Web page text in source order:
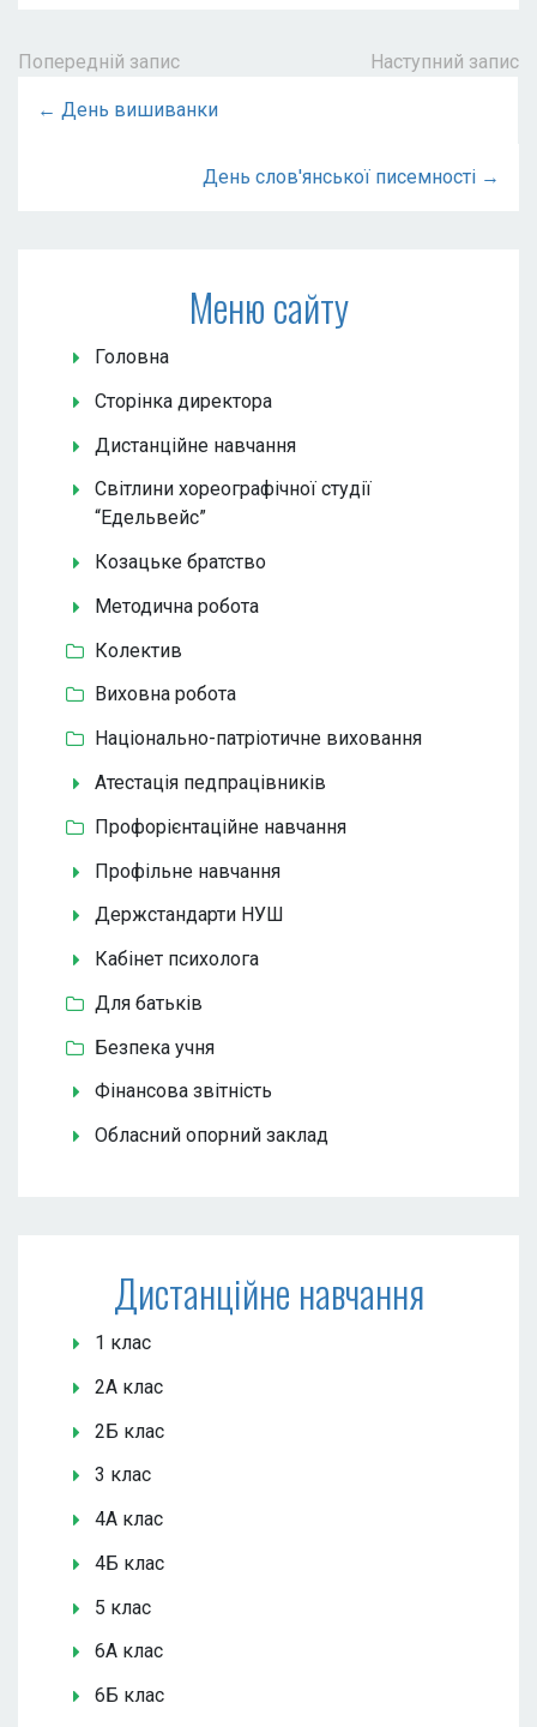
Попередній запис Наступний запис
← День вишиванки
День слов'янської писемності →
Меню сайту
Головна
Сторінка директора
Дистанційне навчання
Світлини хореографічної студії
“Едельвейс”
Козацьке братство
Методична робота
Колектив
Виховна робота
Національно-патріотичне виховання
Атестація педпрацівників
Профорієнтаційне навчання
Профільне навчання
Держстандарти НУШ
Кабінет психолога
Для батьків
Безпека учня
Фінансова звітність
Обласний опорний заклад
Дистанційне навчання
1 клас
2А клас
2Б клас
3 клас
4А клас
4Б клас
5 клас
6А клас
6Б клас